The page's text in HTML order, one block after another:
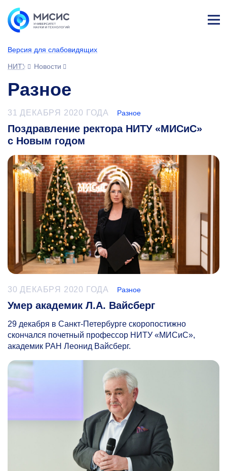
Версия для слабовидящих
НИТУ МИСИС
Новости
Разное
31 ДЕКАБРЯ 2020 ГОДА Разное
Поздравление ректора НИТУ «МИСиС»
с Новым годом
30 ДЕКАБРЯ 2020 ГОДА Разное
Умер академик Л.А. Вайсберг
29 декабря в Санкт-Петербурге скоропостижно
скончался почетный профессор НИТУ «МИСиС»,
академик РАН Леонид Вайсберг.